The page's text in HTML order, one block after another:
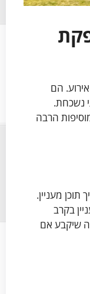
הם
נשכחת.
הרבה
מעניין.
בקרב
שיקבע אם